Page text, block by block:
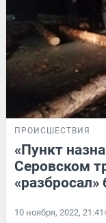
ПРОИСШЕСТВИЯ
«Пункт
Серовском
«разбросал»
10 ноября, 2022, 21:41